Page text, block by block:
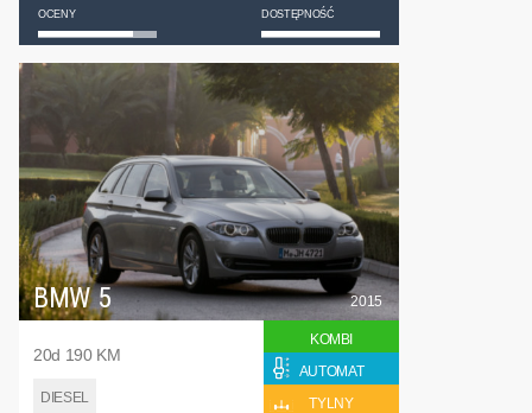
OCENY DOSTĘPNOŚĆ
BMW 5
20d 190 KM
DIESEL
2015
KOMBI
AUTOMAT
TYLNY